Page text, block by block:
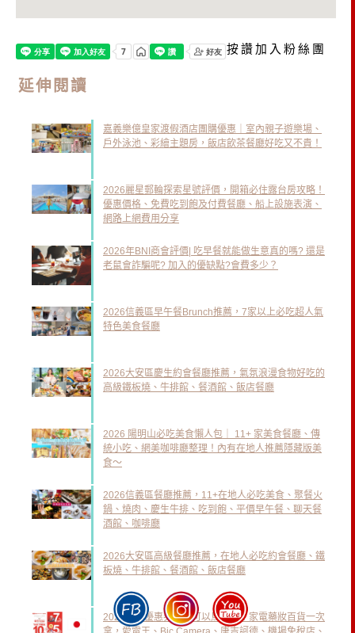
按讚加入粉絲團
延伸閱讀
嘉義樂億皇家渡假酒店團購優惠｜室內親子遊樂場、
戶外泳池、彩繪主題房，飯店飲茶餐廳好吃又不貴！
2026麗星郵輪探索星號評價，開箱必住露台房攻略！
優惠價格、免費吃到飽及付費餐廳、船上設施表演、
網路上網費用分享
2026年BNI商會評價| 吃早餐就能做生意真的嗎? 還是
老鼠會詐騙呢? 加入的優缺點?會費多少？
2026信義區早午餐Brunch推薦，7家以上必吃超人氣
特色美食餐廳
2026大安區慶生約會餐廳推薦，氣氛浪漫食物好吃的
高級鐵板燒、牛排館、餐酒館、飯店餐廳
2026 陽明山必吃美食懶人包｜ 11+ 家美食餐廳、傳
統小吃、網美咖啡廳整理！內有在地人推薦隱藏版美
食～
2026信義區餐廳推薦，11+在地人必吃美食、聚餐火
鍋、燒肉、慶生牛排、吃到飽、平價早午餐、聊天餐
酒館、咖啡廳
2026大安區高級餐廳推薦，在地人必吃約會餐廳、鐵
板燒、牛排館、餐酒館、飯店餐廳
2026日本優惠券下載可以馬上用！家電藥妝百貨一次